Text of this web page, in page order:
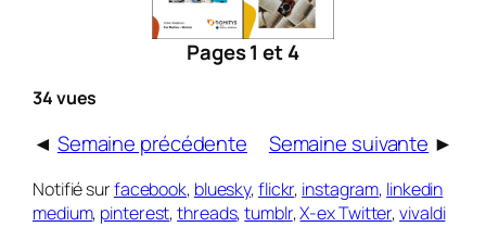
Pages 1 et 4
34 vues
◄ Semaine précédente Semaine suivante ►
Notifié surfacebook, bluesky,flickr, instagram, linkedin
medium, pinterest,threads,tumblr,X-ex Twitter,vivaldi